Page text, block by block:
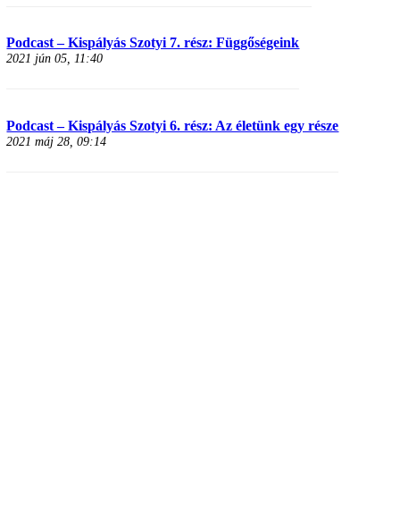
Podcast – Kispályás Szotyi 7. rész: Függőségeink
2021 jún 05, 11:40
Podcast – Kispályás Szotyi 6. rész: Az életünk egy része
2021 máj 28, 09:14